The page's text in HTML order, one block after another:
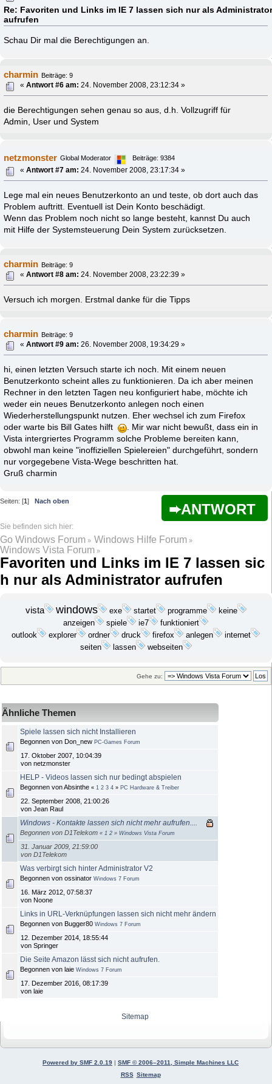
Re: Favoriten und Links im IE 7 lassen sich nur als
aufrufen
Schau Dir mal die Berechtigungen an.
charmin Beiträge: 9
«Antwort #6 am: 24. November 2008, 23:12:34 »
die Berechtigungen sehen genau so aus, d.h. Vollzugriff für
Admin, User und System
netzmonster Global Moderator
Beiträge: 9384
«Antwort #7 am: 24. November 2008, 23:17:34 »
Lege mal ein neues Benutzerkonto an und teste, ob dort auch das
Problem auftritt. Eventuell ist Dein Konto beschädigt.
Wenn das Problem noch nicht so lange besteht, kannst Du auch
mit Hilfe der Systemsteuerung Dein System zurücksetzen.
charmin Beiträge: 9
«Antwort #8 am: 24. November 2008, 23:22:39 »
Versuch ich morgen. Erstmal danke für die Tipps
charmin Beiträge: 9
«Antwort #9 am: 26. November 2008, 19:34:29 »
hi, einen letzten Versuch starte ich noch. Mit einem neuen
Benutzerkonto scheint alles zu funktionieren. Da ich aber meinen
Rechner in den letzten Tagen neu konfiguriert habe, möchte ich
weder ein neues Benutzerkonto anlegen noch einen
Wiederherstellungspunkt nutzen. Eher wechsel ich zum Firefox
oder warte bis Bill Gates hilft
. Mir war nicht bewußt, dass ein in
Vista intergriertes Programm solche Probleme bereiten kann,
obwohl man keine "inoffiziellen Spielereien" durchgeführt, sondern
nur vorgegebene Vista-Wege beschritten hat.
Gruß charmin
ANTWORT
Seiten: [1] Nach oben
Go Windows Forum » Windows Hilfe Forum »
Windows Vista Forum »
Favoriten und Links im IE 7 lassen sic
h nur als Administrator aufrufen
vista windows exe startet programme
keine
anzeigen
spiele ie7
funktioniert
outlook
explorer ordner druck firefox anlegen internet
seiten lassen webseiten
Gehe zu:
Ähnliche Themen
Spiele lassen sich nicht Installieren
Begonnen von Don_new PC-Games Forum
17. Oktober 2007, 10:04:39
von netzmonster
HELP - Videos lassen sich nur bedingt abspielen
Begonnen von Absinthe « 1 2 3 4 » PC Hardware & Treiber
22. September 2008, 21:00:26
von Jean Raul
Windows - Kontakte lassen sich nicht mehr aufrufen....
Begonnen von D1Telekom « 1 2 » Windows Vista Forum
31. Januar 2009, 21:59:00
von D1Telekom
Was verbirgt sich hinter Administrator V2
Begonnen von ossinator Windows 7 Forum
16. März 2012, 07:58:37
von Noone
Links in URL-Verknüpfungen lassen sich nicht mehr ändern
Begonnen von Bugger80 Windows 7 Forum
12. Dezember 2014, 18:55:44
von Springer
Die Seite Amazon lässt sich nicht aufrufen.
Begonnen von laie Windows 7 Forum
17. Dezember 2016, 08:17:39
von laie
Sitemap
Powered by SMF 2.0.19 | SMF © 2006–2011, Simple Machines LLC
RSS Sitemap